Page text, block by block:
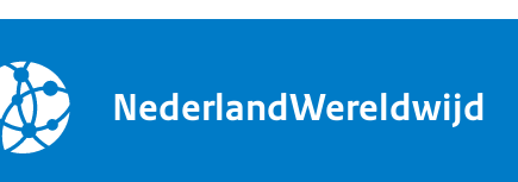
NederlandWereldwijd